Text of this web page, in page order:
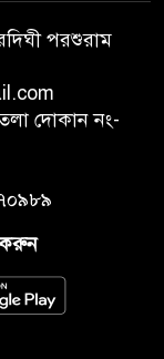
পরশুরাম
দোকান নং-